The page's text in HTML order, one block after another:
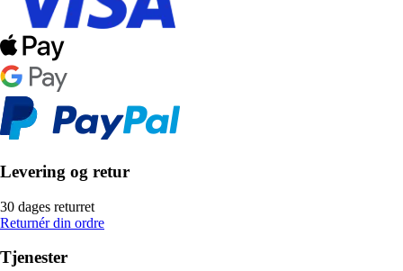
Levering og retur
30 dages returret
Returnér din ordre
Tjenester